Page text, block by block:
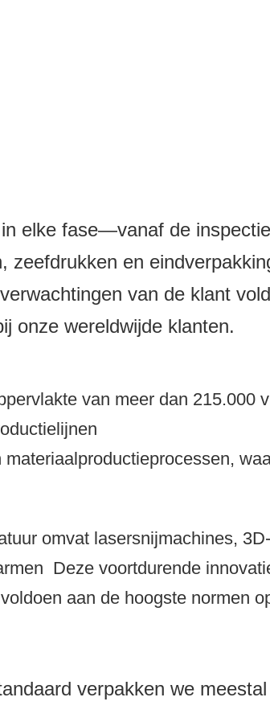
elke fase—vanaf de
zeefdrukken en
van de klant
onze wereldwijde klanten.
van meer dan 215.000
omvat lasersnijmachines,
Deze voortdurende
aan de hoogste normen
verpakken we